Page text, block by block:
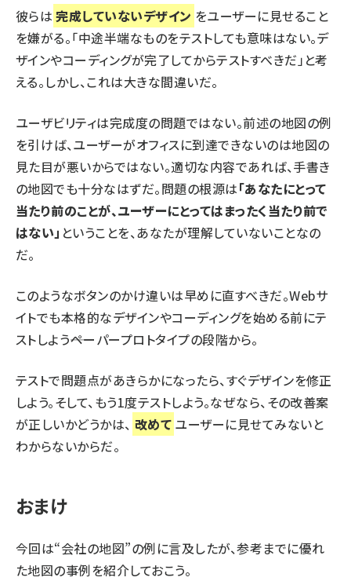
彼らは 完成していないデザイン をユーザーに見せること
を嫌がる。「中途半端なものをテストしても意味はない。デ
ザインやコーディングが完了してからテストすべきだ」と考
える。しかし、これは大きな間違いだ。
ユーザビリティは完成度の問題ではない。前述の地図の例
を引けば、ユーザーがオフィスに到達できないのは地図の
見た目が悪いからではない。適切な内容であれば、手書き
の地図でも十分なはずだ。問題の根源は「あなたにとって
当たり前のことが、ユーザーにとってはまったく当たり前で
はない」 ということを、あなたが理解していないことなの
だ。
このようなボタンのかけ違いは早めに直すべきだ。Webサ
イトでも本格的なデザインやコーディングを始める前にテ
ストしよう――ペーパープロトタイプの段階から。
テストで問題点があきらかになったら、すぐデザインを修正
しよう。そして、もう1度テストしよう。なぜなら、その改善案
が正しいかどうかは、 改めて ユーザーに見せてみないと
わからないからだ。
おまけ
今回は“会社の地図”の例に言及したが、参考までに優れ
た地図の事例を紹介しておこう。